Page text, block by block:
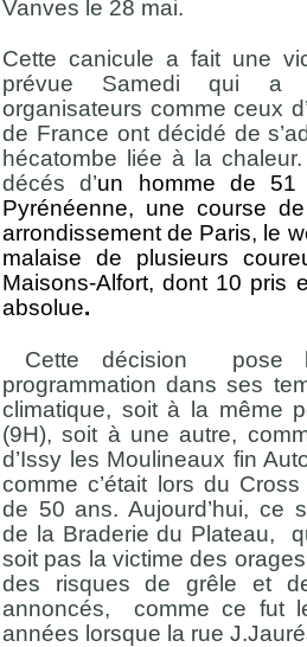
Vanves le 28 mai.
Cette canicule a fait une
prévue Samedi qui a
organisateurs comme ceux
de France ont décidé de
hécatombe liée à la
décés d’un homme de
Pyrénéenne, une course
arrondissement de Paris, le
malaise de plusieurs
Maisons-Alfort, dont 10 pris
absolue.
Cette décision pose
programmation dans ses
climatique, soit à la même
(9H), soit à une autre,
d’Issy les Moulineaux fin
comme c’était lors du
de 50 ans. Aujourd’hui, ce
de la Braderie du Plateau,
soit pas la victime des
des risques de grêle et
annoncés, comme ce fut
années lorsque la rue